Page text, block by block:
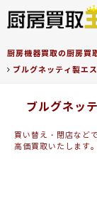
厨房機器買取の厨房買
ブルグネッティ製エ
ブルグネッ
買い替え・閉店など
高価買取いたします。